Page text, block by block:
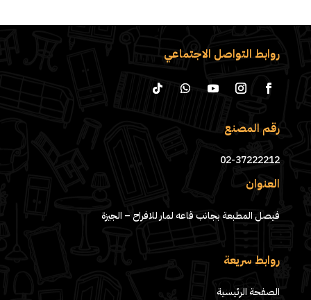
روابط التواصل الاجتماعي
رقم المصنع
02-37222212
العنوان
فيصل المطبعة بجانب قاعه لمار للافراح – الجيزة
روابط سريعة
الصفحة الرئيسية